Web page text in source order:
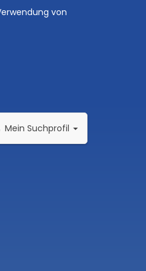
von
Mein Suchprofil